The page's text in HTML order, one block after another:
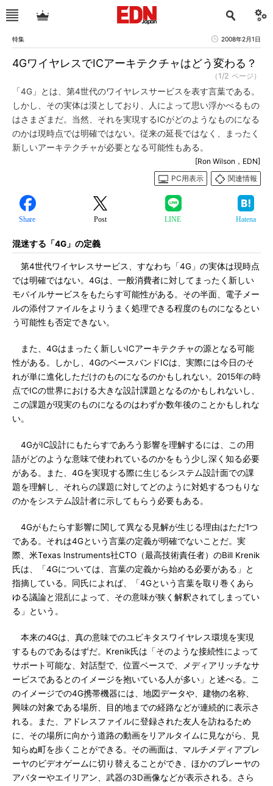
特集 2008年2月1日
4GワイヤレスでICアーキテクチャはどう変わる？
（1/2 ページ）
「4G」とは、第4世代のワイヤレスサービスを表す言葉である。
しかし、その実体は漠としており、人によって思い浮かべるもの
はさまざまだ。当然、それを実現するICがどのようなものになる
のかは現時点では明確ではない。従来の延長ではなく、まったく
新しいアーキテクチャが必要となる可能性もある。
[Ron Wilson，EDN]
PC用表示
関連情報
Share Post LINE Hatena
混迷する「4G」の定義
第4世代ワイヤレスサービス、すなわち「4G」の実体は現時点
では明確ではない。4Gは、一般消費者に対してまったく新しい
モバイルサービスをもたらす可能性がある。その半面、電子メー
ルの添付ファイルをよりうまく処理できる程度のものになるとい
う可能性も否定できない。
また、4Gはまったく新しいICアーキテクチャの源となる可能
性がある。しかし、4GのベースバンドICは、実際には今日のそ
れが単に進化しただけのものになるのかもしれない。2015年の時
点でICの世界における大きな設計課題となるのかもしれないし、
この課題が現実のものになるのはわずか数年後のことかもしれな
い。
4GがIC設計にもたらすであろう影響を理解するには、この用
語がどのような意味で使われているのかをもう少し深く知る必要
がある。また、4Gを実現する際に生じるシステム設計面での課
題を理解し、それらの課題に対してどのように対処するつもりな
のかをシステム設計者に示してもらう必要もある。
4Gがもたらす影響に関して異なる見解が生じる理由はただ1つ
である。それは4Gという言葉の定義が明確でないことだ。実
際、米Texas Instruments社CTO（最高技術責任者）のBill Krenik
氏は、「4Gについては、言葉の定義から始める必要がある」と
指摘している。同氏によれば、「4Gという言葉を取り巻くあら
ゆる議論と混乱によって、その意味が狭く解釈されてしまってい
る」という。
本来の4Gは、真の意味でのユビキタスワイヤレス環境を実現
するものであるはずだ。Krenik氏は「そのような接続性によって
サポート可能な、対話型で、位置ベースで、メディアリッチなサ
ービスであるとのイメージを抱いている人が多い」と述べる。こ
のイメージでの4G携帯機器には、地図データや、建物の名称、
興味の対象である場所、目的地までの経路などが連続的に表示さ
れる。また、アドレスファイルに登録された友人を訪ねるため
に、その場所に向かう道路の動画をリアルタイムに見ながら、見
知らぬ町を歩くことができる。その画面は、マルチメディアプレ
ーヤのビデオゲームに切り替えることができ、ほかのプレーヤの
アバターやエイリアン、武器の3D画像などが表示される。さら